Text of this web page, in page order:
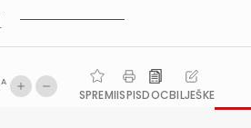
A
SPREMIISPISDOCBILJEŠKE